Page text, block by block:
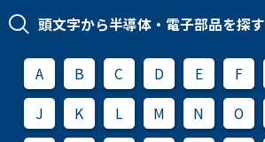
頭文字から半導体・電子部品を探す
A B C D E F
J
K L M N O